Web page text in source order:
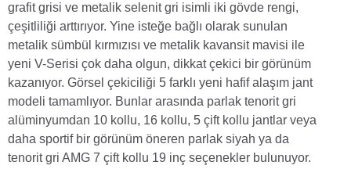
grafit grisi ve metalik selenit gri isimli iki gövde rengi,
çeşitliliği arttırıyor. Yine isteğe bağlı olarak sunulan
metalik sümbül kırmızısı ve metalik kavansit mavisi ile
yeni V-Serisi çok daha olgun, dikkat çekici bir görünüm
kazanıyor. Görsel çekiciliği 5 farklı yeni hafif alaşım jant
modeli tamamlıyor. Bunlar arasında parlak tenorit gri
alüminyumdan 10 kollu, 16 kollu, 5 çift kollu jantlar veya
daha sportif bir görünüm öneren parlak siyah ya da
tenorit gri AMG 7 çift kollu 19 inç seçenekler bulunuyor.